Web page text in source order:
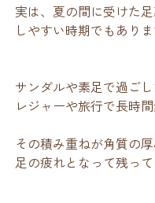
実は、夏の間に受けた
しやすい時期でもありま
サンダルや素足で過ごし
レジャーや旅行で長時
その積み重ねが角質の
足の疲れとなって残っ